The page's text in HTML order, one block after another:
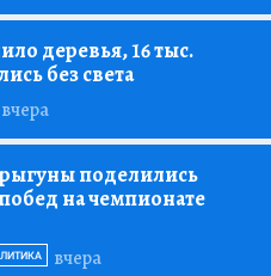
деревья, 16 тыс.
без света
вчера
поделились
на чемпионате
вчера